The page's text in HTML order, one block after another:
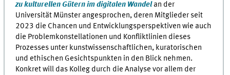
zu kulturellen Gütern im digitalen Wandel an der
Universität Münster angesprochen, deren Mitglieder seit
2023 die Chancen und Entwicklungsperspektiven wie auch
die Problemkonstellationen und Konfliktlinien dieses
Prozesses unter kunstwissenschaftlichen, kuratorischen
und ethischen Gesichtspunkten in den Blick nehmen.
Konkret will das Kolleg durch die Analyse vor allem der